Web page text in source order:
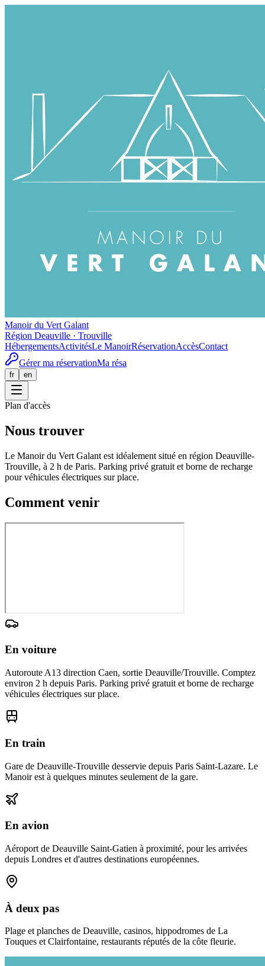
Manoir du Vert Galant
Région Deauville · Trouville
HébergementsActivitésLe ManoirRéservationAccèsContact
Gérer ma réservationMa résa
fr en
Plan d'accès
Nous trouver
Le Manoir du Vert Galant est idéalement situé en région Deauville-
Trouville, à 2 h de Paris. Parking privé gratuit et borne de recharge
pour véhicules électriques sur place.
Comment venir
En voiture
Autoroute A13 direction Caen, sortie Deauville/Trouville. Comptez
environ 2 h depuis Paris. Parking privé gratuit et borne de recharge
véhicules électriques sur place.
En train
Gare de Deauville-Trouville desservie depuis Paris Saint-Lazare. Le
Manoir est à quelques minutes seulement de la gare.
En avion
Aéroport de Deauville Saint-Gatien à proximité, pour les arrivées
depuis Londres et d'autres destinations européennes.
À deux pas
Plage et planches de Deauville, casinos, hippodromes de La
Touques et Clairfontaine, restaurants réputés de la côte fleurie.